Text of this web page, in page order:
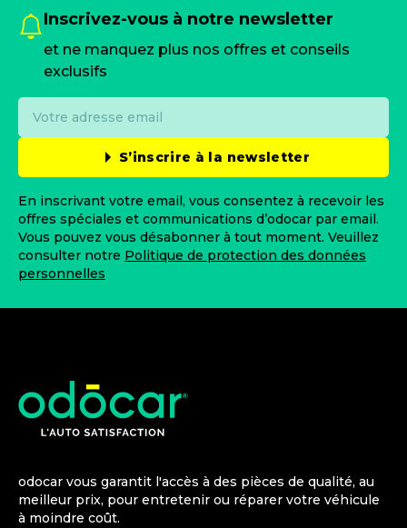
Inscrivez-vous à notre newsletter
et ne manquez plus nos offres et conseils
exclusifs
S’inscrire à la newsletter
En inscrivant votre email, vous consentez à recevoir les
offres spéciales et communications d’odocar par email.
Vous pouvez vous désabonner à tout moment. Veuillez
consulter notre Politique de protection des données
personnelles
odocar vous garantit l'accès à des pièces de qualité, au
meilleur prix, pour entretenir ou réparer votre véhicule
à moindre coût.